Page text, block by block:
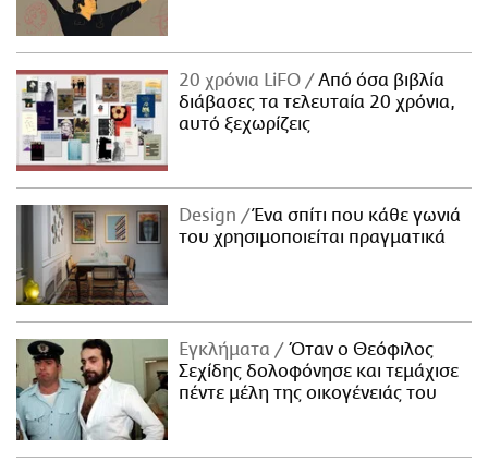
20 χρόνια LiFO
Από όσα βιβλία
διάβασες τα τελευταία 20 χρόνια,
αυτό ξεχωρίζεις
Design
Ένα σπίτι που κάθε γωνιά
του χρησιμοποιείται πραγματικά
Εγκλήματα
Όταν ο Θεόφιλος
Σεχίδης δολοφόνησε και τεμάχισε
πέντε μέλη της οικογένειάς του